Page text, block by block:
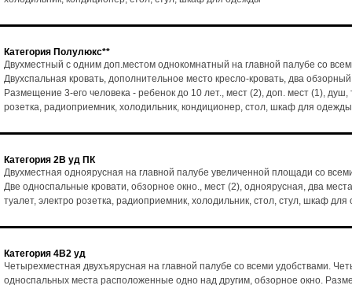
Категория Полулюкс**
Двухместный с одним доп.местом однокомнатный на главной палубе со
Двухспальная кровать, дополнительное место кресло-кровать, два
Размещение 3-его человека - ребенок до 10 лет., мест (2), доп. мест (1), душ,
розетка, радиоприемник, холодильник, кондиционер, стол, шкаф для одежды
Категория 2В уд ПК
Двухместная одноярусная на главной палубе увеличенной площади со
Две односпальные кровати, обзорное окно., мест (2), одноярусная, два
туалет, электро розетка, радиоприемник, холодильник, стол, стул, шкаф
Категория 4В2 уд
Четырехместная двухъярусная на главной палубе со всеми удобствами.
односпальных места расположенные одно над другим, обзорное окно.